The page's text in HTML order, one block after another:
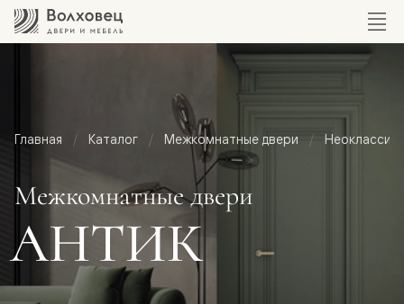
Главная Каталог Межкомнатные двери Неоклассика
Межкомнатные двери
АНТИК